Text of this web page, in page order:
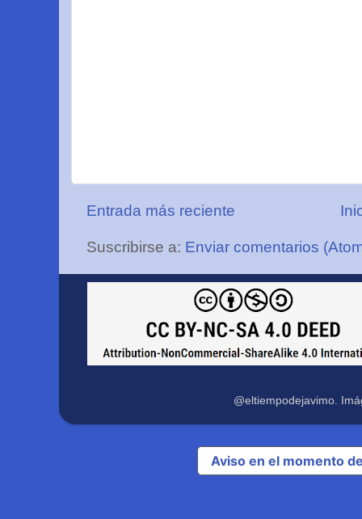
Entrada más reciente
Suscribirse a: Enviar comentarios
@eltiempodejavimo.
Aviso en el momento